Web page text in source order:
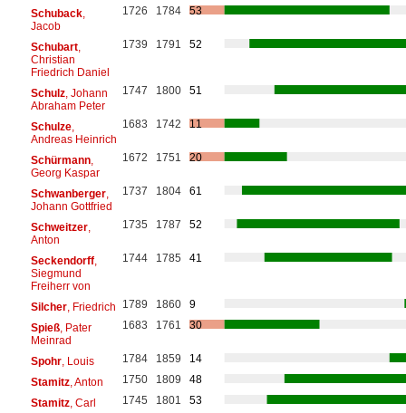
Schuback,
Jacob
1726 1784 53
Schubart,
Christian
Friedrich Daniel
1739 1791 52
Schulz, Johann
Abraham Peter
1747 1800 51
Schulze,
Andreas Heinrich
1683 1742 11
Schürmann,
Georg Kaspar
1672 1751 20
Schwanberger,
Johann Gottfried
1737 1804 61
Schweitzer,
Anton
1735 1787 52
Seckendorff,
Siegmund
Freiherr von
1744 1785 41
Silcher, Friedrich 1789 1860
9
Spieß, Pater
Meinrad
1683 1761 30
Spohr, Louis 1784 1859
14
Stamitz, Anton 1750 1809
48
Stamitz, Carl 1745 1801
53